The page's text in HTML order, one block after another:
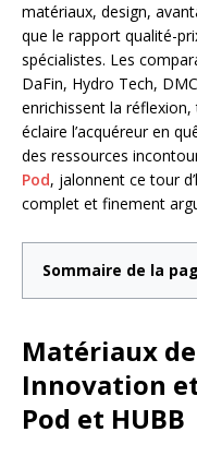
matériaux, design,
que le rapport qualité-
spécialistes. Les
DaFin, Hydro Tech,
enrichissent la réflexion,
éclaire l’acquéreur en
des ressources
Pod, jalonnent ce tour
complet et finement
Sommaire de la
Matériaux
Innovation
Pod et HUBB